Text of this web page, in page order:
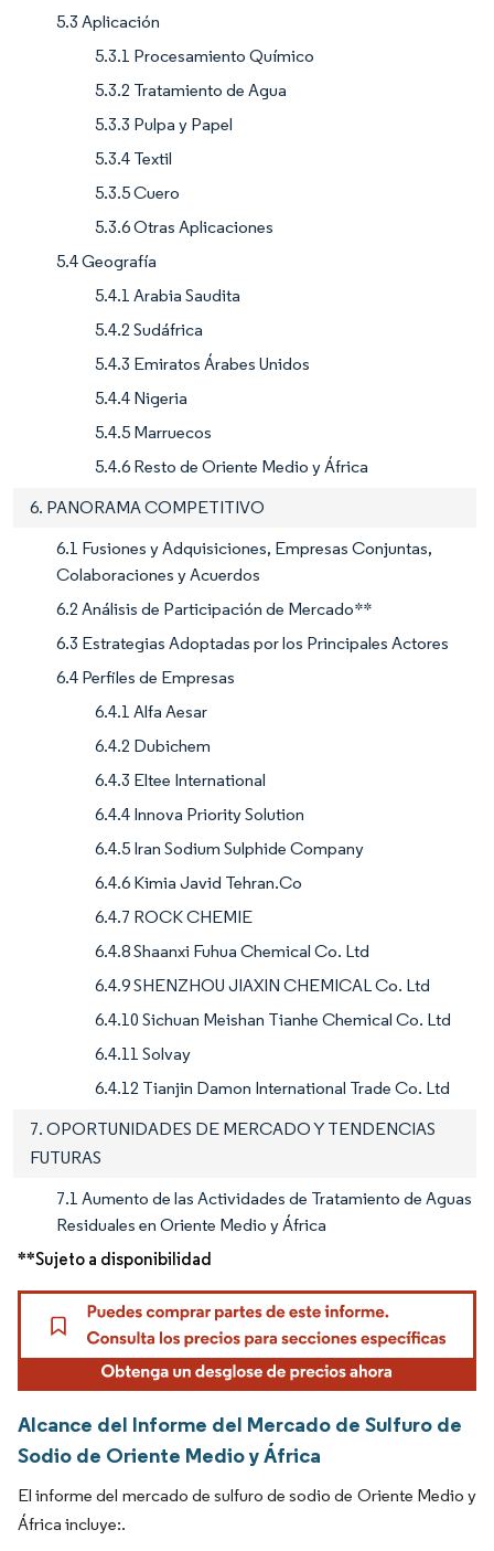
5.3 Aplicación
5.3.1 Procesamiento Químico
5.3.2 Tratamiento de Agua
5.3.3 Pulpa y Papel
5.3.4 Textil
5.3.5 Cuero
5.3.6 Otras Aplicaciones
5.4 Geografía
5.4.1 Arabia Saudita
5.4.2 Sudáfrica
5.4.3 Emiratos Árabes Unidos
5.4.4 Nigeria
5.4.5 Marruecos
5.4.6 Resto de Oriente Medio y África
6. PANORAMA COMPETITIVO
6.1 Fusiones y Adquisiciones, Empresas Conjuntas,
Colaboraciones y Acuerdos
6.2 Análisis de Participación de Mercado**
6.3 Estrategias Adoptadas por los Principales Actores
6.4 Perfiles de Empresas
6.4.1 Alfa Aesar
6.4.2 Dubichem
6.4.3 Eltee International
6.4.4 Innova Priority Solution
6.4.5 Iran Sodium Sulphide Company
6.4.6 Kimia Javid Tehran.Co
6.4.7 ROCK CHEMIE
6.4.8 Shaanxi Fuhua Chemical Co. Ltd
6.4.9 SHENZHOU JIAXIN CHEMICAL Co. Ltd
6.4.10 Sichuan Meishan Tianhe Chemical Co. Ltd
6.4.11 Solvay
6.4.12 Tianjin Damon International Trade Co. Ltd
7. OPORTUNIDADES DE MERCADO Y TENDENCIAS
FUTURAS
7.1 Aumento de las Actividades de Tratamiento de Aguas
Residuales en Oriente Medio y África
**Sujeto a disponibilidad
Alcance del Informe del Mercado de Sulfuro de
Sodio de Oriente Medio y África
El informe del mercado de sulfuro de sodio de Oriente Medio y
África incluye:.